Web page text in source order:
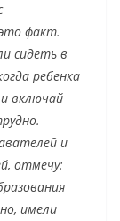
факт.
сидеть в
ребенка
включай
и
отмечу:
имели